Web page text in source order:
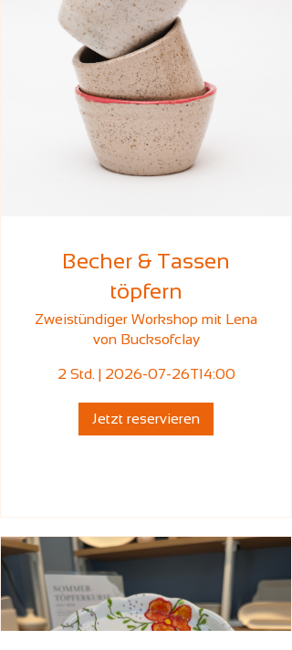
Becher & Tassen
töpfern
Zweistündiger Workshop mit Lena
von Bucksofclay
2 Std. | 2026-07-26T14:00
Jetzt reservieren